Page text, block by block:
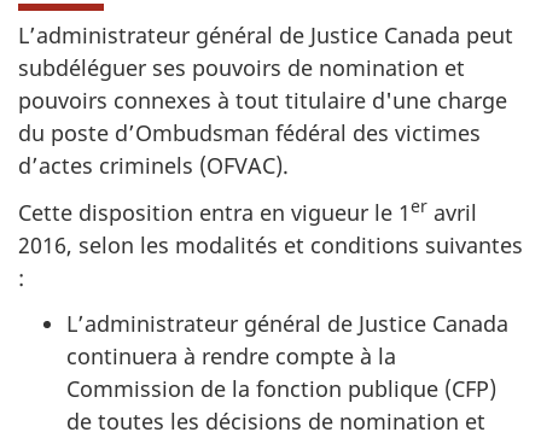
L’administrateur général de Justice Canada peut
subdéléguer ses pouvoirs de nomination et
pouvoirs connexes à tout titulaire d'une charge
du poste d’Ombudsman fédéral des victimes
d’actes criminels (OFVAC).
Cette disposition entra en vigueur le 1er avril
2016, selon les modalités et conditions suivantes
:
L’administrateur général de Justice Canada
continuera à rendre compte à la
Commission de la fonction publique (CFP)
de toutes les décisions de nomination et